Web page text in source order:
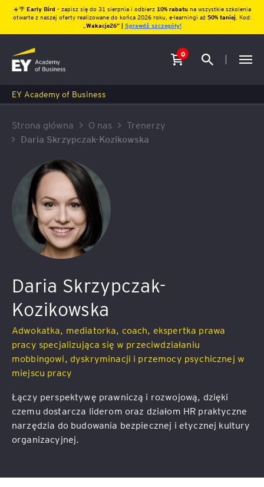
☀️🌴 Early Bird – zapisz się do 31 sierpnia i odbierz10% rabatu na wszystkie szkolenia
otwarte z naszej oferty realizowane do końca 2026 roku, e-learningi aż 50% taniej. Kod:
Wakacje26″ | Sprawdź szczegóły!
0
EY Academy of Business
Strona główna O nas
Trenerzy
Daria Skrzypczak-Kozikowska
Daria Skrzypczak-
Kozikowska
Adwokatka, mediatorka, coach, ekspertka prawa
pracy specjalizująca się w przeciwdziałaniu
mobbingowi, dyskryminacji i przemocy psychicznej w
miejscu pracy
Łączy perspektywę prawniczą i rozwojową, dzięki
czemu dostarcza liderom oraz działom HR praktyczne
narzędzia do budowania bezpiecznej i etycznej kultury
organizacyjnej.